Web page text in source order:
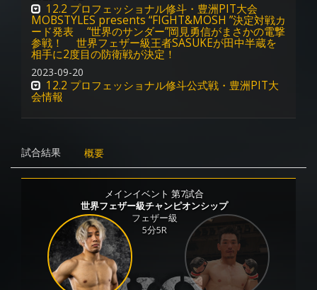
12.2 プロフェッショナル修斗・豊洲PIT大会
MOBSTYLES presents “FIGHT&MOSH ”決定対戦カ
ード発表 “世界のサンダー”岡見勇信がまさかの電撃
参戦！ 世界フェザー級王者SASUKEが田中半蔵を
相手に2度目の防衛戦が決定！
2023-09-20
12.2 プロフェッショナル修斗公式戦・豊洲PIT大
会情報
試合結果 概要
メインイベント 第7試合
世界フェザー級チャンピオンシップ
フェザー級
5分5R